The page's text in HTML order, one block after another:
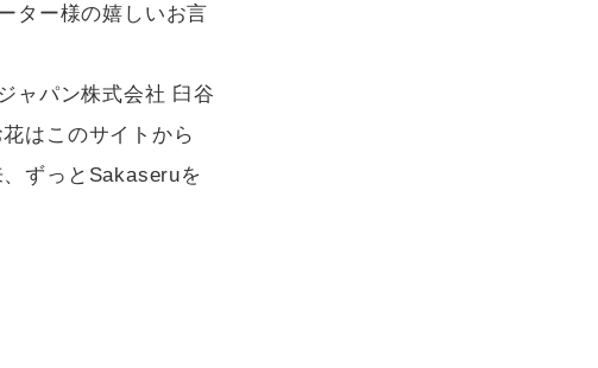
ター様の嬉しいお言
ャパン株式会社 臼谷
はこのサイトから
ずっとSakaseruを